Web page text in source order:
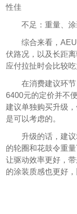
性佳
不足：重量、
综合来看，
伏路况，以及长距
应付拉扯时会比较吃
在消费建议环
6400元的定价并不
建议单独购买升级
是可以考虑的。
升级的话，建
的轮圈和花鼓令重
让驱动效率更好，
的涂装质感也更好